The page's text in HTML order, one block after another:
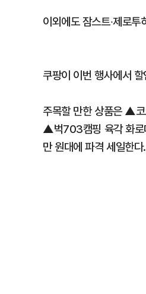
이외에도 잠스트∙제로
쿠팡이 이번 행사에서
주목할 만한 상품은 ▲
▲벅703캠핑 육각 화로
만 원대에 파격 세일한다.